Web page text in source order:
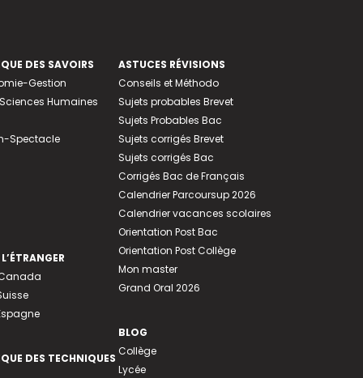
DES SAVOIRS
Gestion
Humaines
Spectacle
DES TECHNIQUES
ASTUCES RÉVISIONS
Conseils et Méthodo
Sujets probables Brevet
Sujets Probables Bac
Sujets corrigés Brevet
Sujets corrigés Bac
Corrigés Bac de Français
Calendrier Parcoursup 2026
Calendrier vacances scolaires
Orientation Post Bac
Orientation Post Collège
Mon master
Grand Oral 2026
BLOG
Collège
Lycée